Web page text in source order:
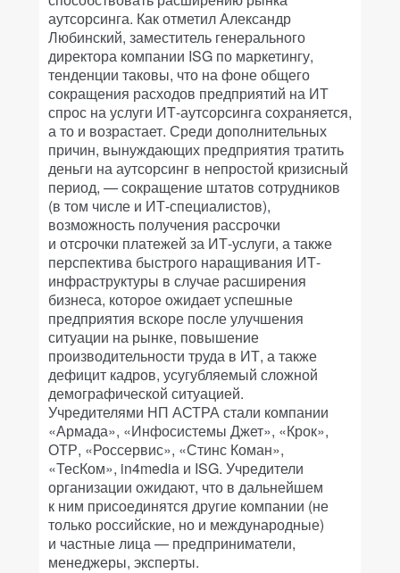
аутсорсинга. Как отметил Александр
Любинский, заместитель генерального
директора компании ISG по маркетингу,
тенденции таковы, что на фоне общего
сокращения расходов предприятий на ИТ
спрос на услуги ИТ-аутсорсинга сохраняется,
а то и возрастает. Среди дополнительных
причин, вынуждающих предприятия тратить
деньги на аутсорсинг в непростой кризисный
период, — сокращение штатов сотрудников
(в том числе и ИТ-специалистов),
возможность получения рассрочки
и отсрочки платежей за ИТ-услуги, а также
перспектива быстрого наращивания ИТ-
инфраструктуры в случае расширения
бизнеса, которое ожидает успешные
предприятия вскоре после улучшения
ситуации на рынке, повышение
производительности труда в ИТ, а также
дефицит кадров, усугубляемый сложной
демографической ситуацией.
Учредителями НП АСТРА стали компании
«Армада», «Инфосистемы Джет», «Крок»,
ОТР, «Россервис», «Стинс Коман»,
«ТесКом», in4media и ISG. Учредители
организации ожидают, что в дальнейшем
к ним присоединятся другие компании (не
только российские, но и международные)
и частные лица — предприниматели,
менеджеры, эксперты.